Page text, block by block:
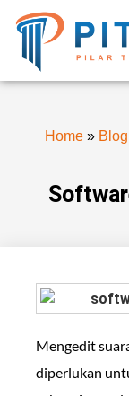
Home » Blog
Mengedit
diperlukan